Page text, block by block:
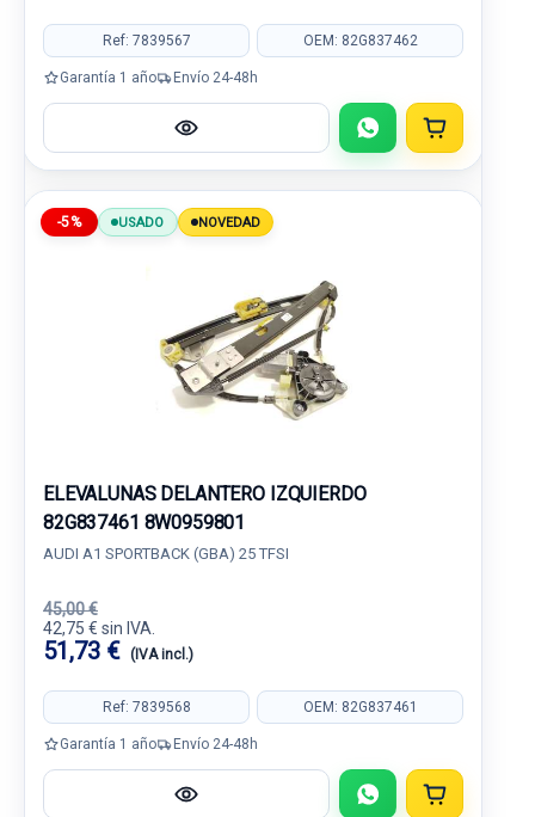
Ref: 7839567 OEM: 82G837462
Garantía 1 año Envío 24-48h
-5% USADO NOVEDAD
ELEVALUNAS DELANTERO IZQUIERDO
82G837461 8W0959801
AUDI A1 SPORTBACK (GBA) 25 TFSI
45,00 €
42,75 € sin IVA.
51,73 € (IVA incl.)
Ref: 7839568 OEM: 82G837461
Garantía 1 año Envío 24-48h